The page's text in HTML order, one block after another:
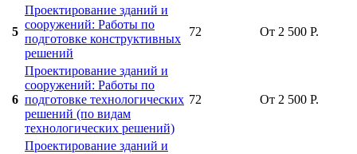
5
Проектирование зданий и
сооружений: Работы по
подготовке конструктивных
решений
72 От 2 500 Р.
6
Проектирование зданий и
сооружений: Работы по
подготовке технологических
решений (по видам
технологических решений)
72 От 2 500 Р.
Проектирование зданий и